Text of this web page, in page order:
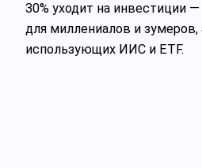
30% уходит на инвестиции
для миллениалов и зумеров,
использующих ИИС и ETF.